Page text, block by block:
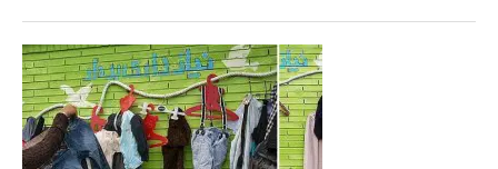
French
Italiano